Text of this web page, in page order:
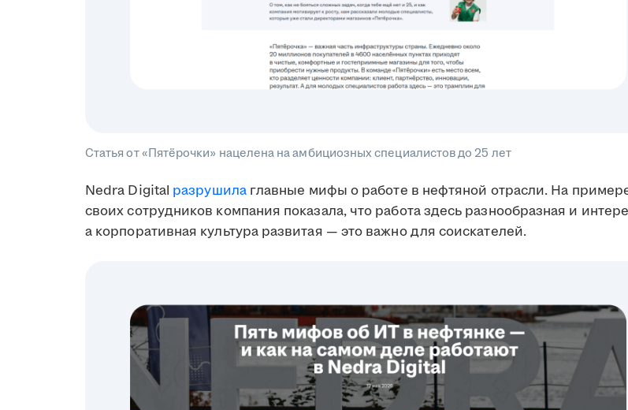
Статья от «Пятёрочки» нацелена на амбициозных специалистов до 25 лет
Nedra Digital разрушилаглавные мифы о работе в нефтяной отрасли. На
своих сотрудников компания показала, что работа здесь разнообразная и
а корпоративная культура развитая — это важно для соискателей.